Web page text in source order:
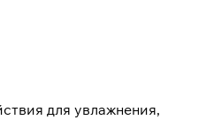
для увлажнения,